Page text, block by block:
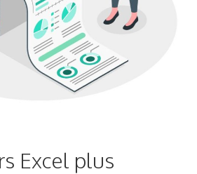
Excel plus